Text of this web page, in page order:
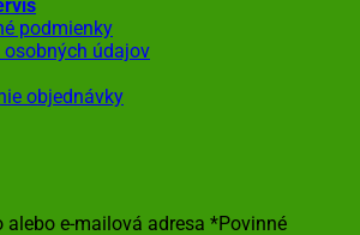
podmienky
osobných údajov
objednávky
e-mailová adresa *Povinné